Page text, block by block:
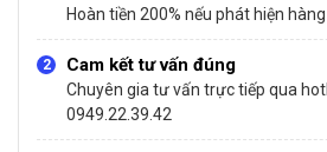
Hoàn tiền 200% nếu phát hiện
Cam kết tư vấn đúng
Chuyên gia tư vấn trực tiếp qua
0949.22.39.42